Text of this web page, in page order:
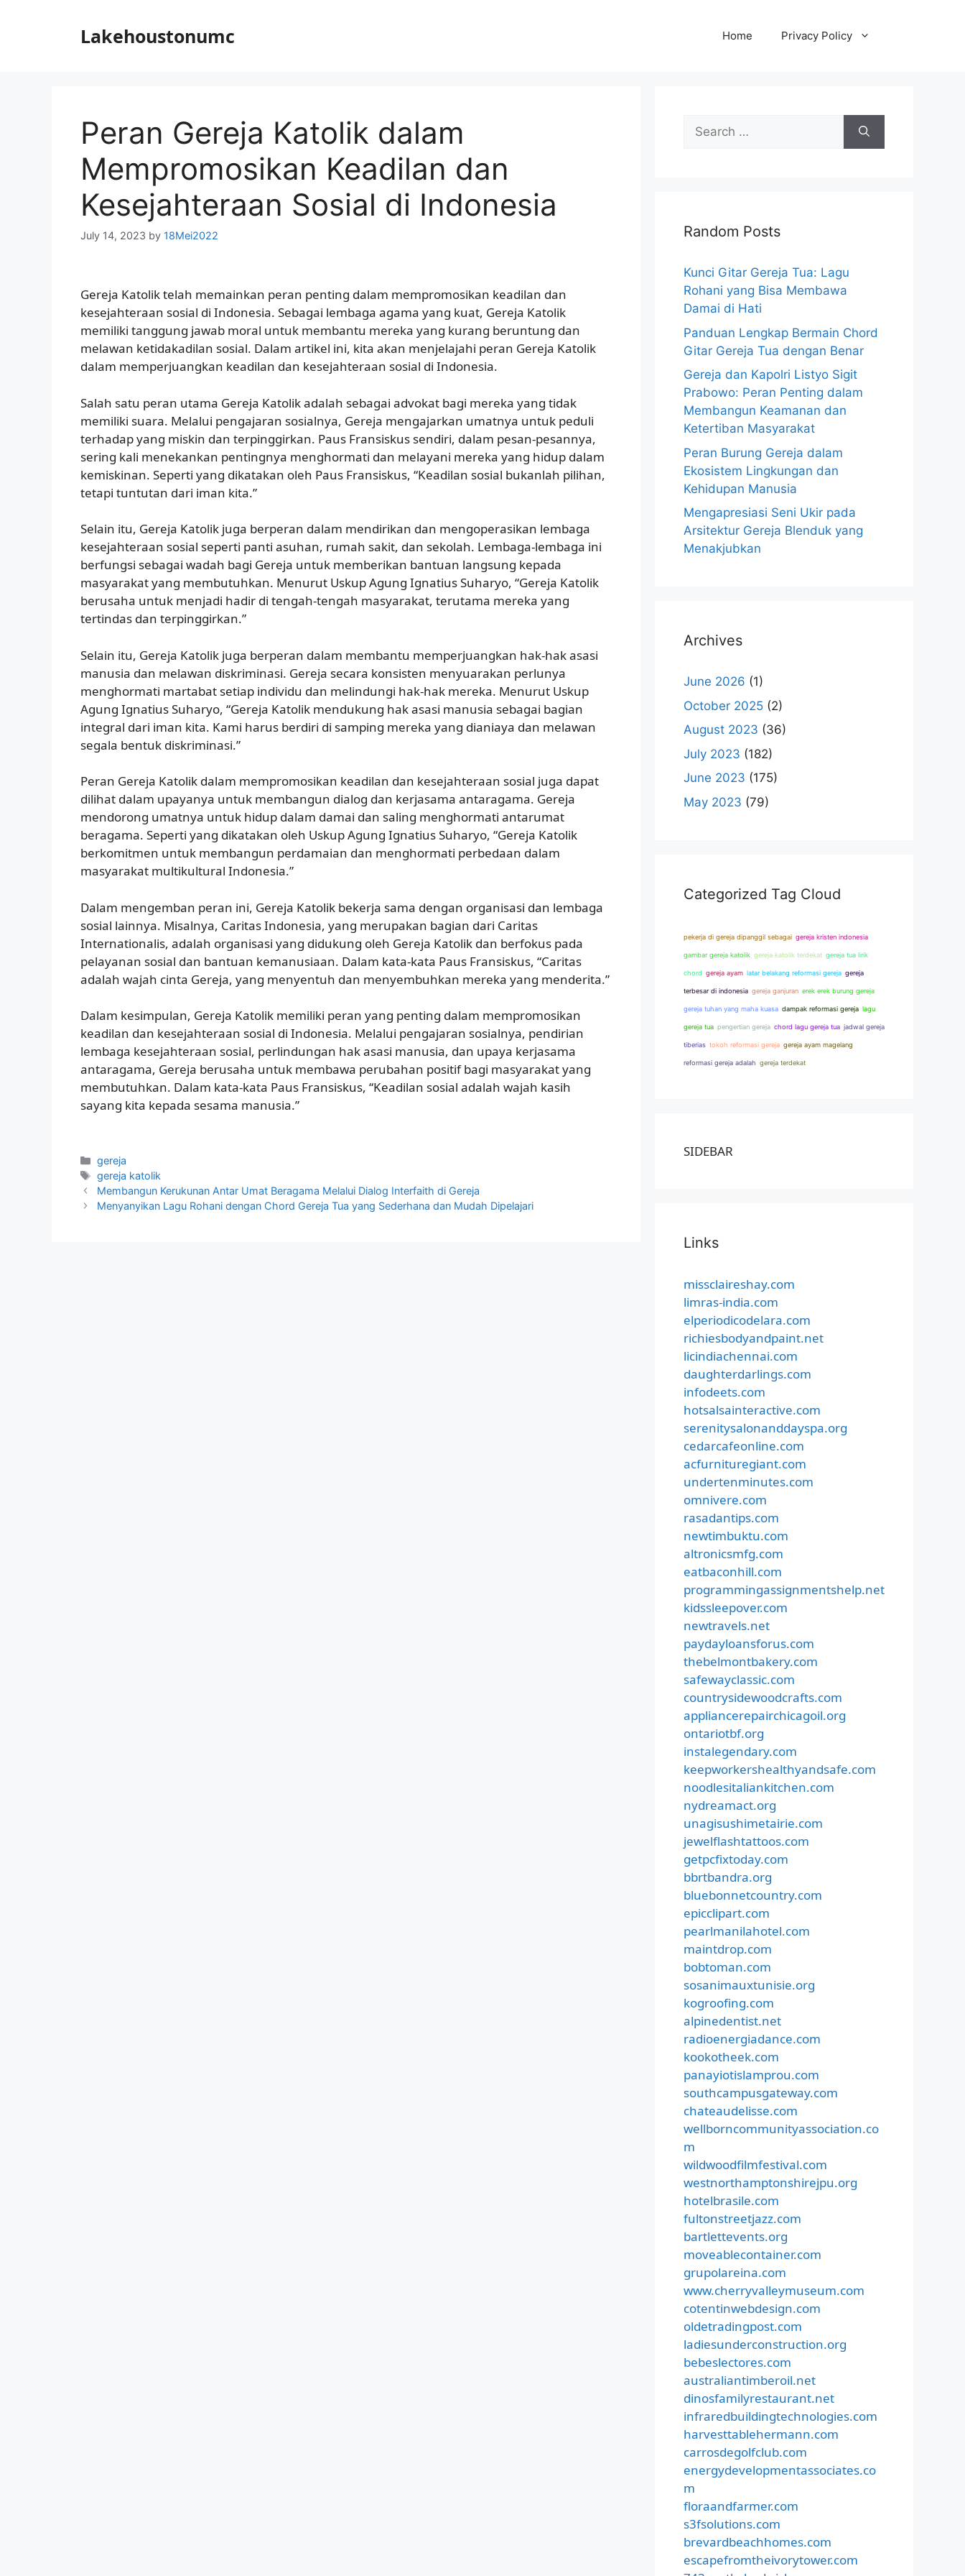
Lakehoustonumc Home Privacy Policy
Peran Gereja Katolik dalam
Mempromosikan Keadilan dan
Kesejahteraan Sosial di Indonesia
July 14, 2023 by 18Mei2022
Gereja Katolik telah memainkan peran penting dalam mempromosikan keadilan dan
kesejahteraan sosial di Indonesia. Sebagai lembaga agama yang kuat, Gereja Katolik
memiliki tanggung jawab moral untuk membantu mereka yang kurang beruntung dan
melawan ketidakadilan sosial. Dalam artikel ini, kita akan menjelajahi peran Gereja Katolik
dalam memperjuangkan keadilan dan kesejahteraan sosial di Indonesia.
Salah satu peran utama Gereja Katolik adalah sebagai advokat bagi mereka yang tidak
memiliki suara. Melalui pengajaran sosialnya, Gereja mengajarkan umatnya untuk peduli
terhadap yang miskin dan terpinggirkan. Paus Fransiskus sendiri, dalam pesan-pesannya,
sering kali menekankan pentingnya menghormati dan melayani mereka yang hidup dalam
kemiskinan. Seperti yang dikatakan oleh Paus Fransiskus, “Keadilan sosial bukanlah pilihan,
tetapi tuntutan dari iman kita.”
Selain itu, Gereja Katolik juga berperan dalam mendirikan dan mengoperasikan lembaga
kesejahteraan sosial seperti panti asuhan, rumah sakit, dan sekolah. Lembaga-lembaga ini
berfungsi sebagai wadah bagi Gereja untuk memberikan bantuan langsung kepada
masyarakat yang membutuhkan. Menurut Uskup Agung Ignatius Suharyo, “Gereja Katolik
berusaha untuk menjadi hadir di tengah-tengah masyarakat, terutama mereka yang
tertindas dan terpinggirkan.”
Selain itu, Gereja Katolik juga berperan dalam membantu memperjuangkan hak-hak asasi
manusia dan melawan diskriminasi. Gereja secara konsisten menyuarakan perlunya
menghormati martabat setiap individu dan melindungi hak-hak mereka. Menurut Uskup
Agung Ignatius Suharyo, “Gereja Katolik mendukung hak asasi manusia sebagai bagian
integral dari iman kita. Kami harus berdiri di samping mereka yang dianiaya dan melawan
segala bentuk diskriminasi.”
Peran Gereja Katolik dalam mempromosikan keadilan dan kesejahteraan sosial juga dapat
dilihat dalam upayanya untuk membangun dialog dan kerjasama antaragama. Gereja
mendorong umatnya untuk hidup dalam damai dan saling menghormati antarumat
beragama. Seperti yang dikatakan oleh Uskup Agung Ignatius Suharyo, “Gereja Katolik
berkomitmen untuk membangun perdamaian dan menghormati perbedaan dalam
masyarakat multikultural Indonesia.”
Dalam mengemban peran ini, Gereja Katolik bekerja sama dengan organisasi dan lembaga
sosial lainnya. Misalnya, Caritas Indonesia, yang merupakan bagian dari Caritas
Internationalis, adalah organisasi yang didukung oleh Gereja Katolik dan berfokus pada
pelayanan sosial dan bantuan kemanusiaan. Dalam kata-kata Paus Fransiskus, “Caritas
adalah wajah cinta Gereja, yang menyentuh dan menyembuhkan mereka yang menderita.”
Dalam kesimpulan, Gereja Katolik memiliki peran yang penting dalam mempromosikan
keadilan dan kesejahteraan sosial di Indonesia. Melalui pengajaran sosialnya, pendirian
lembaga kesejahteraan sosial, perlindungan hak asasi manusia, dan upaya kerjasama
antaragama, Gereja berusaha untuk membawa perubahan positif bagi masyarakat yang
membutuhkan. Dalam kata-kata Paus Fransiskus, “Keadilan sosial adalah wajah kasih
sayang kita kepada sesama manusia.”
Categories
gereja
Tags
gereja katolik
Membangun Kerukunan Antar Umat Beragama Melalui Dialog Interfaith di Gereja
Menyanyikan Lagu Rohani dengan Chord Gereja Tua yang Sederhana dan Mudah Dipelajari
Search
for:
Random Posts
Kunci Gitar Gereja Tua: Lagu
Rohani yang Bisa Membawa
Damai di Hati
Panduan Lengkap Bermain Chord
Gitar Gereja Tua dengan Benar
Gereja dan Kapolri Listyo Sigit
Prabowo: Peran Penting dalam
Membangun Keamanan dan
Ketertiban Masyarakat
Peran Burung Gereja dalam
Ekosistem Lingkungan dan
Kehidupan Manusia
Mengapresiasi Seni Ukir pada
Arsitektur Gereja Blenduk yang
Menakjubkan
Archives
June 2026 (1)
October 2025 (2)
August 2023 (36)
July 2023 (182)
June 2023 (175)
May 2023 (79)
Categorized Tag Cloud
pekerja di gereja dipanggil sebagai gereja kristen indonesia
gambar gereja katolik gereja katolik terdekat gereja tua lirik
chord gereja ayam latar belakang reformasi gereja gereja
terbesar di indonesia gereja ganjuran erek erek burung gereja
gereja tuhan yang maha kuasa dampak reformasi gereja lagu
gereja tua pengertian gereja chord lagu gereja tua jadwal gereja
tiberias tokoh reformasi gereja gereja ayam magelang
reformasi gereja adalah gereja terdekat
SIDEBAR
Links
missclaireshay.com
limras-india.com
elperiodicodelara.com
richiesbodyandpaint.net
licindiachennai.com
daughterdarlings.com
infodeets.com
hotsalsainteractive.com
serenitysalonanddayspa.org
cedarcafeonline.com
acfurnituregiant.com
undertenminutes.com
omnivere.com
rasadantips.com
newtimbuktu.com
altronicsmfg.com
eatbaconhill.com
programmingassignmentshelp.net
kidssleepover.com
newtravels.net
paydayloansforus.com
thebelmontbakery.com
safewayclassic.com
countrysidewoodcrafts.com
appliancerepairchicagoil.org
ontariotbf.org
instalegendary.com
keepworkershealthyandsafe.com
noodlesitaliankitchen.com
nydreamact.org
unagisushimetairie.com
jewelflashtattoos.com
getpcfixtoday.com
bbrtbandra.org
bluebonnetcountry.com
epicclipart.com
pearlmanilahotel.com
maintdrop.com
bobtoman.com
sosanimauxtunisie.org
kogroofing.com
alpinedentist.net
radioenergiadance.com
kookotheek.com
panayiotislamprou.com
southcampusgateway.com
chateaudelisse.com
wellborncommunityassociation.co
m
wildwoodfilmfestival.com
westnorthamptonshirejpu.org
hotelbrasile.com
fultonstreetjazz.com
bartlettevents.org
moveablecontainer.com
grupolareina.com
www.cherryvalleymuseum.com
cotentinwebdesign.com
oldetradingpost.com
ladiesunderconstruction.org
bebeslectores.com
australiantimberoil.net
dinosfamilyrestaurant.net
infraredbuildingtechnologies.com
harvesttablehermann.com
carrosdegolfclub.com
energydevelopmentassociates.co
m
floraandfarmer.com
s3fsolutions.com
brevardbeachhomes.com
escapefromtheivorytower.com